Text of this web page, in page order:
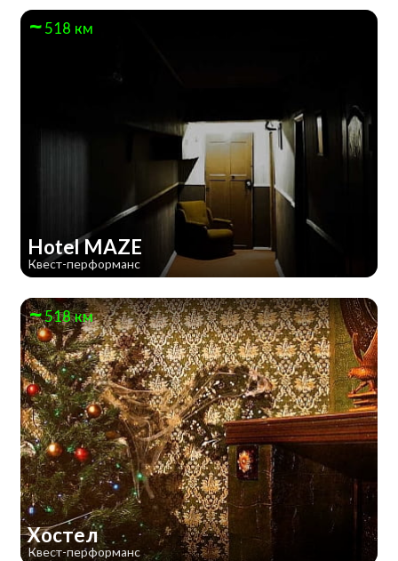
518 км
Hotel MAZE
Квест-перформанс
518 км
Хостел
Квест-перформанс